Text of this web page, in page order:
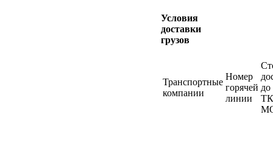
Условия
доставки
грузов
Транспортные
компании
Номер
горячей
линии
до